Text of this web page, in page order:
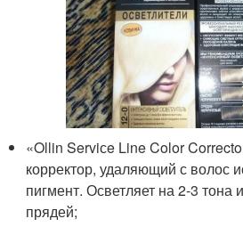
«Ollin Serviсe Line Color
корректор, удаляющий с волос
пигмент. Осветляет на 2-3 тона
прядей;